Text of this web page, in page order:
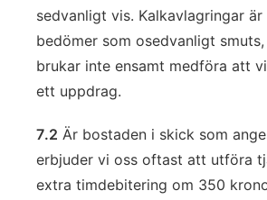
sedvanligt vis. Kalkavlagringar
bedömer som osedvanligt
brukar inte ensamt medföra att
ett uppdrag.
7.2 Är bostaden i skick som
erbjuder vi oss oftast att utföra
extra timdebitering om 350